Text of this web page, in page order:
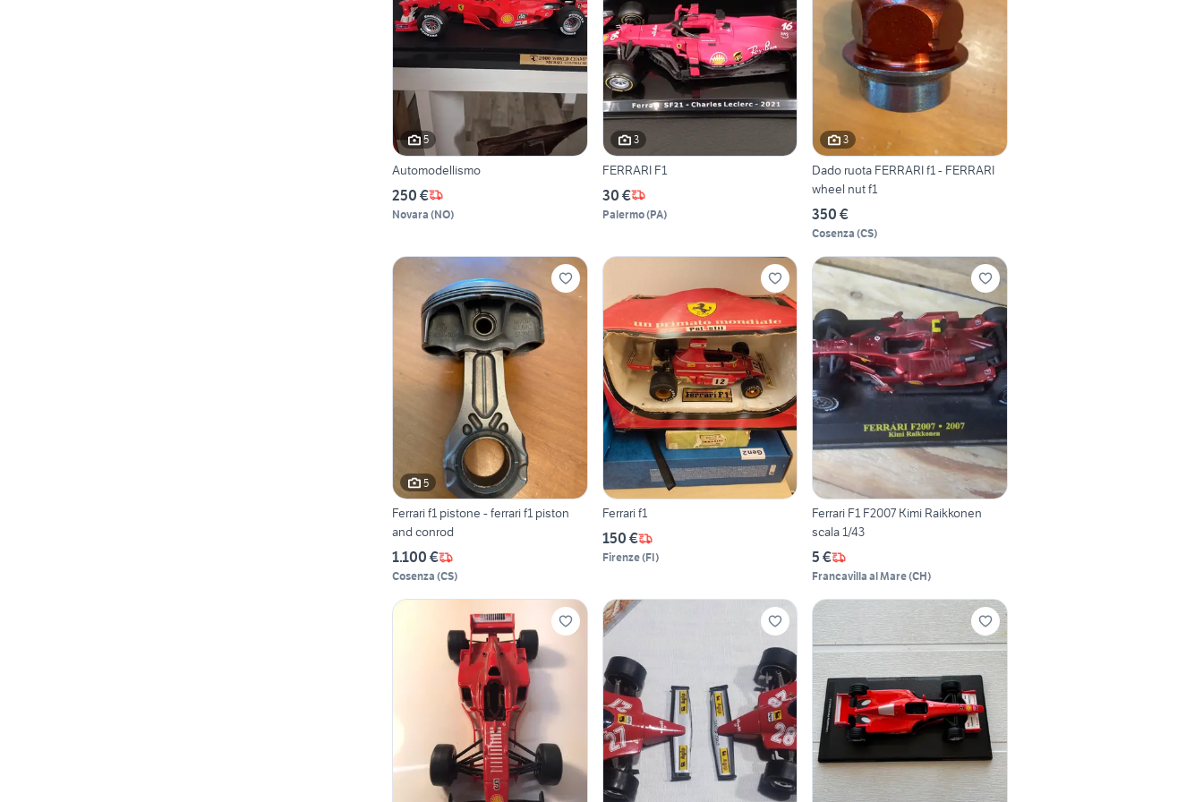
5
Automodellismo
250 €
Novara (NO)
3
FERRARI F1
30 €
Palermo(PA)
3
Dado ruota FERRARI f1 - FERRARI
wheel nut f1
350 €
Cosenza (CS)
5
Ferrari f1 pistone - ferrari f1 piston
and conrod
1.100 €
Cosenza (CS)
Ferrari f1
150 €
Firenze(FI)
Ferrari F1 F2007 Kimi Raikkonen
scala 1/43
5 €
Francavilla al Mare(CH)